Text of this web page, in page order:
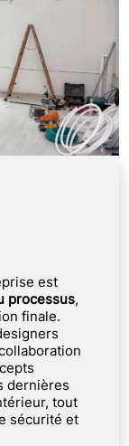
est
processus,
finale.
dernières
tout
sécurité et